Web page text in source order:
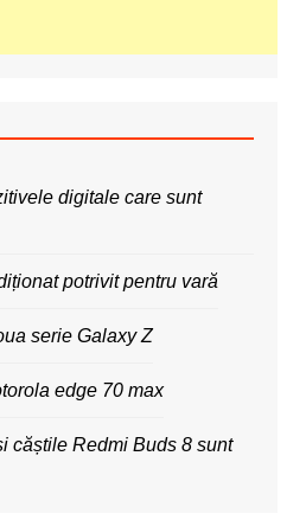
digitale care sunt
potrivit pentru vară
serie Galaxy Z
edge 70 max
căștile Redmi Buds 8 sunt